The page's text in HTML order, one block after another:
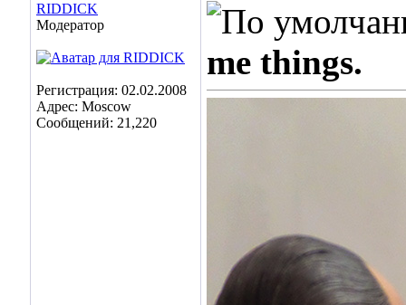
RIDDICK
Модератор
Регистрация: 02.02.2008
Адрес: Moscow
Сообщений: 21,220
me things.